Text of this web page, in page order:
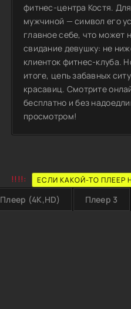
фитнес-центра Костя.
мужчиной — символ его
главное себе, что может
свидание девушку: не
клиенток фитнес-клуба.
итоге, цепь забавных
красавиц. Смотрите
бесплатно и без
просмотром!
!!!!: ЕСЛИ КАКОЙ-ТО ПЛЕЕР
Плеер (4K,HD) Плеер 3